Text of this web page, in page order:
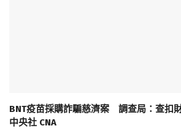
BNT疫苗採購詐騙慈濟案 調查局：查扣
中央社 CNA